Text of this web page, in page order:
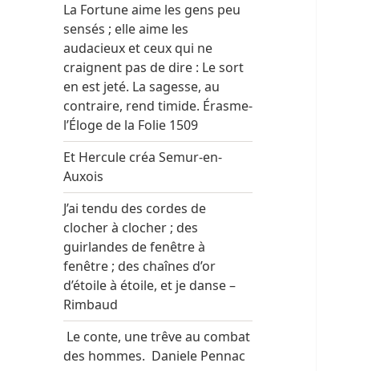
La Fortune aime les gens peu
sensés ; elle aime les
audacieux et ceux qui ne
craignent pas de dire : Le sort
en est jeté. La sagesse, au
contraire, rend timide. Érasme-
l’Éloge de la Folie 1509
Et Hercule créa Semur-en-
Auxois
J’ai tendu des cordes de
clocher à clocher ; des
guirlandes de fenêtre à
fenêtre ; des chaînes d’or
d’étoile à étoile, et je danse –
Rimbaud
Le conte, une trêve au combat
des hommes. Daniele Pennac